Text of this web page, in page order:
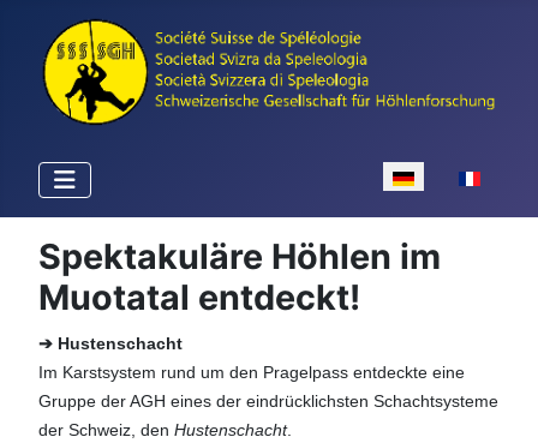
Sprache
Spektakuläre Höhlen im
Muotatal entdeckt!
➔ Hustenschacht
Im Karstsystem rund um den Pragelpass entdeckte eine
Gruppe der AGH eines der eindrücklichsten Schachtsysteme
der Schweiz, den Hustenschacht.